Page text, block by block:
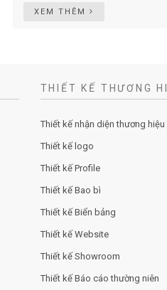
XEM THÊM
THIẾT KẾ THƯƠNG
Thiết kế nhận diện thương hiệu
Thiết kế logo
Thiết kế Profile
Thiết kế Bao bì
Thiết kế Biển bảng
Thiết kế Website
Thiết kế Showroom
Thiết kế Báo cáo thường niên